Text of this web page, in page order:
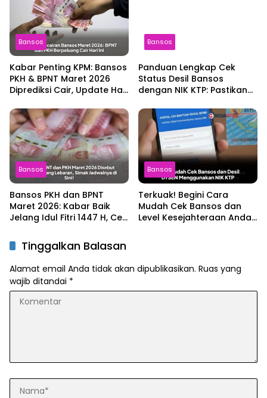
Bansos
Kabar Penting KPM: Bansos
PKH & BPNT Maret 2026
Diprediksi Cair, Update Hari
Bansos
Panduan Lengkap Cek
Status Desil Bansos
dengan NIK KTP: Pastikan
Bansos
Bansos PKH dan BPNT
Maret 2026: Kabar Baik
Jelang Idul Fitri 1447 H, Cek
Bansos
Terkuak! Begini Cara
Mudah Cek Bansos dan
Level Kesejahteraan Anda
Tinggalkan Balasan
Alamat email Anda tidak akan dipublikasikan. Ruas yang
wajib ditandai *